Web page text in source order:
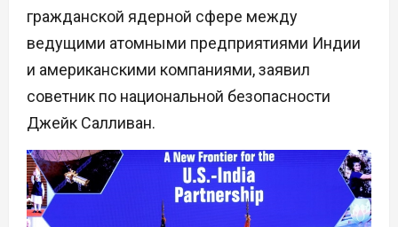
гражданской ядерной сфере между
ведущими атомными предприятиями Индии
и американскими компаниями, заявил
советник по национальной безопасности
Джейк Салливан.